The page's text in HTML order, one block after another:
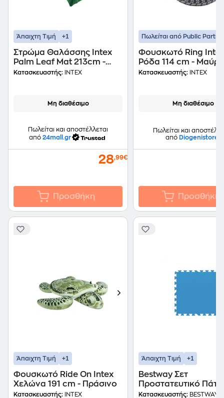
Άπαιχτη Τιμή +1
Στρώμα Θαλάσσης Intex
Palm Leaf Mat 213cm -
Πράσινο
Κατασκευαστής: INTEX
Μη διαθέσιμο
Πωλείται και αποστέλλεται
από 24mall.gr
28,99€
Προσθήκη
Πωλείται από Public
Φουσκωτό Ring
Ρόδα 114 cm - Μαύρο
Κατασκευαστής: INTEX
Μη διαθέσιμο
Πωλείται και
από Diogenistore
Προσθήκη
Άπαιχτη Τιμή +1
Φουσκωτό Ride On Intex
Χελώνα 191 cm - Πράσινο
Κατασκευαστής: INTEX
Άπαιχτη Τιμή +1
Bestway Σετ
Προστατευτικό
Πισίνας 8 Τεμαχίων
Κατασκευαστής: BESTWAY